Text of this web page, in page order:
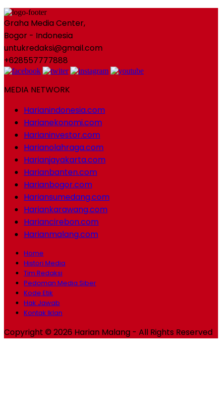
Graha Media Center,
Bogor - Indonesia
untukredaksi@gmail.com
+628557777888
MEDIA NETWORK
Harianindonesia.com
Harianekonomi.com
Harianinvestor.com
Harianolahraga.com
Harianjayakarta.com
Harianbanten.com
Harianbogor.com
Hariansumedang.com
Hariankarawang.com
Hariancirebon.com
Harianmalang.com
Home
Histori Media
Tim Redaksi
Pedoman Media Siber
Kode Etik
Hak Jawab
Kontak Iklan
Copyright © 2026 Harian Malang - All Rights Reserved